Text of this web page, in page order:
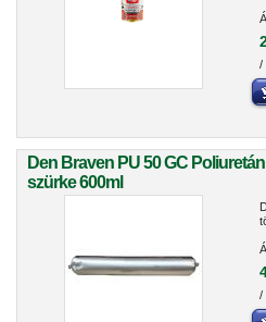
/
Den Braven PU 50 GC
szürke 600ml
/